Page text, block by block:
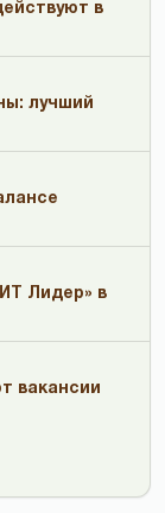
в
лучший
Лидер» в
вакансии